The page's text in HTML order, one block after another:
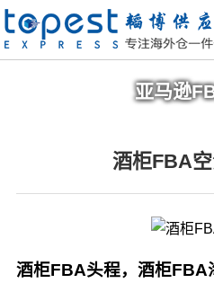
亚马逊
酒柜FBA
酒柜FBA头程，酒柜FBA